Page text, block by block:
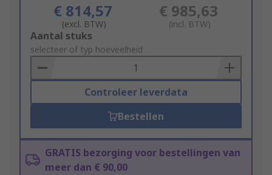
€ 814,57
(excl. BTW)
€ 985,63
(incl. BTW)
Add
to
Basket
Aantal stuks
selecteer of typ hoeveelheid
Controleer leverdata
Bestellen
GRATIS bezorging voor bestellingen van
meer dan € 90,00